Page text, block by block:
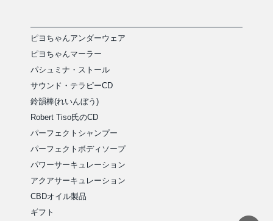
ピヨちゃんアンダーウェア
ピヨちゃんマーラー
パシュミナ・ストール
サウンド・テラピーCD
鈴韻棒(れいんぼう)
Robert Tiso氏のCD
パーフェクトシャンプー
パーフェクトボディソープ
パワーサーキュレーション
アクアサーキュレーション
CBDオイル製品
ギフト